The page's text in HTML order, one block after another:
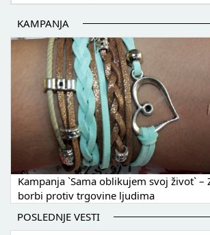
KAMPANJA
Kampanja `Sama oblikujem svoj život` –
borbi protiv trgovine ljudima
POSLEDNJE VESTI